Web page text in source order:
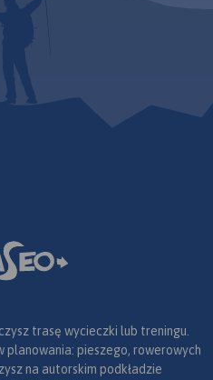
trasę wycieczki lub treningu.
planowania: pieszego, rowerowych
na autorskim podkładzie